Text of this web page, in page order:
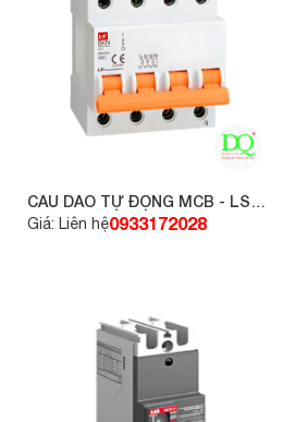
CẦU DAO TỰ ĐỘNG MCB - LS
4P 25A 6KA
Giá: Liên hệ0933172028